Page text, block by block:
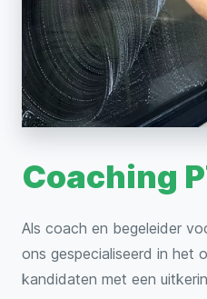
Coaching
Als coach en begeleider
ons gespecialiseerd in het
kandidaten met een